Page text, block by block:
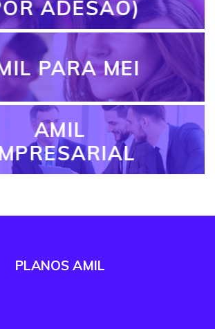
ADESÃO)
PARA MEI
AMIL
PLANOS AMIL